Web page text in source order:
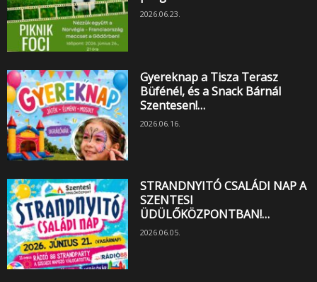
2026.06.23.
Gyereknap a Tisza Terasz
Büfénél, és a Snack Bárnál
Szentesen!…
2026.06.16.
STRANDNYITÓ CSALÁDI NAP A
SZENTESI
ÜDÜLŐKÖZPONTBAN!…
2026.06.05.